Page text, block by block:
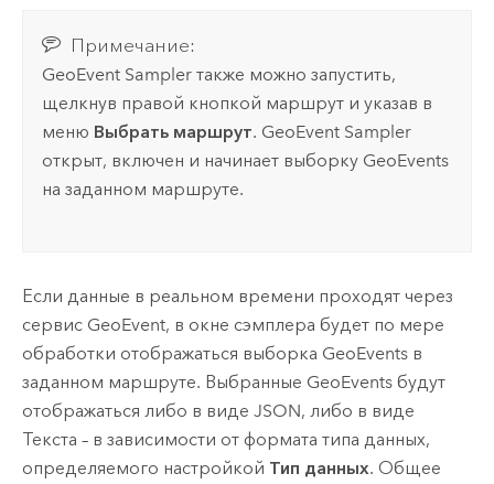
Примечание:
GeoEvent Sampler также можно запустить,
щелкнув правой кнопкой маршрут и указав в
меню Выбрать маршрут. GeoEvent Sampler
открыт, включен и начинает выборку GeoEvents
на заданном маршруте.
Если данные в реальном времени проходят через
сервис GeoEvent, в окне сэмплера будет по мере
обработки отображаться выборка GeoEvents в
заданном маршруте. Выбранные GeoEvents будут
отображаться либо в виде JSON, либо в виде
Текста – в зависимости от формата типа данных,
определяемого настройкой Тип данных. Общее